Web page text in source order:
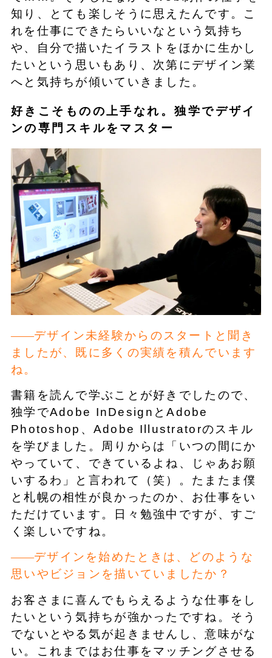
知り、とても楽しそうに思えたんです。こ
れを仕事にできたらいいなという気持ち
や、自分で描いたイラストをほかに生かし
たいという思いもあり、次第にデザイン業
へと気持ちが傾いていきました。
好きこそものの上手なれ。独学でデザイ
ンの専門スキルをマスター
デザイン未経験からのスタートと聞き
ましたが、既に多くの実績を積んでいます
ね。
書籍を読んで学ぶことが好きでしたので、
独学でAdobe InDesignとAdobe
Photoshop、Adobe Illustratorのスキル
を学びました。周りからは「いつの間にか
やっていて、できているよね、じゃあお願
いするわ」と言われて（笑）。たまたま僕
と札幌の相性が良かったのか、お仕事をい
ただけています。日々勉強中ですが、すご
く楽しいですね。
デザインを始めたときは、どのような
思いやビジョンを描いていましたか？
お客さまに喜んでもらえるような仕事をし
たいという気持ちが強かったですね。そう
でないとやる気が起きませんし、意味がな
い。これまではお仕事をマッチングさせる